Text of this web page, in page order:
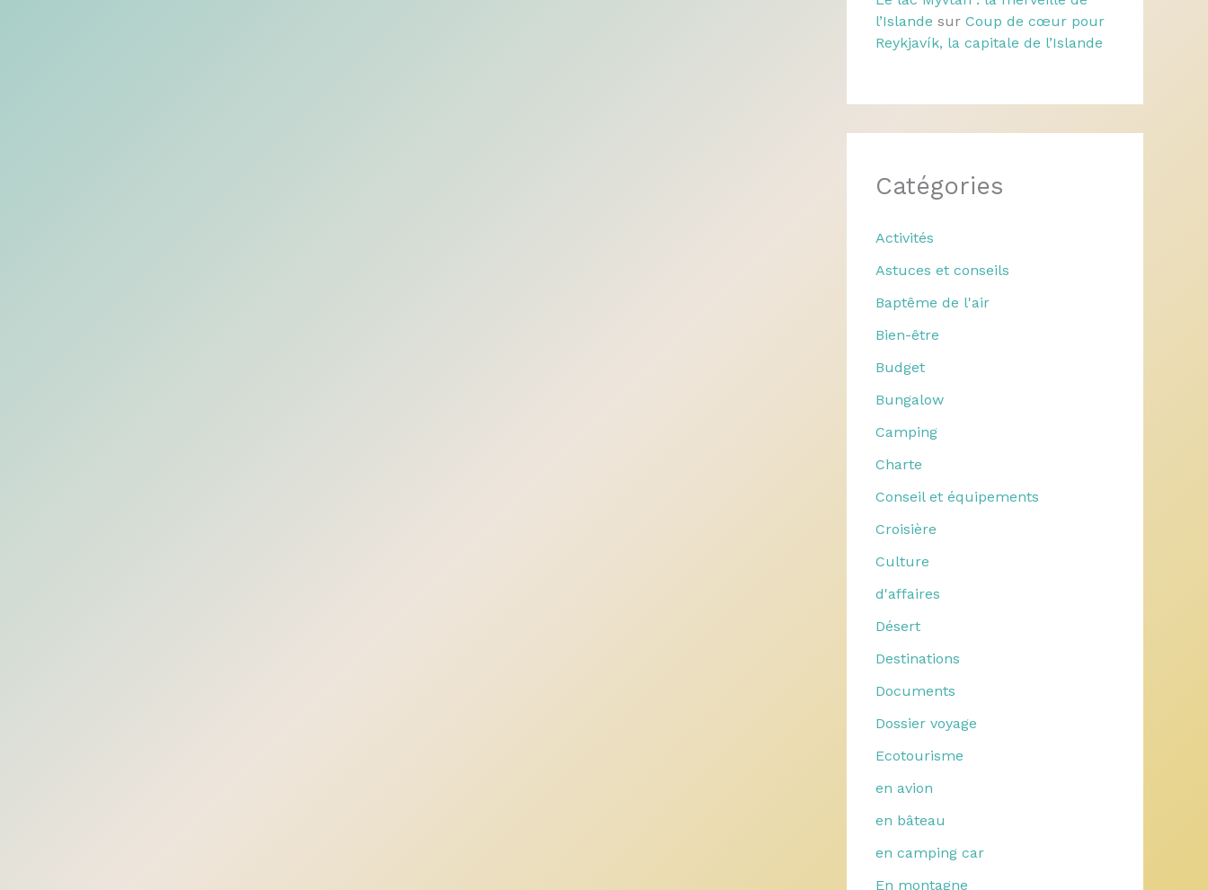
l’Islande sur Coup de cœur pour
Reykjavík, la capitale de l’Islande
Catégories
Activités
Astuces et conseils
Baptême de l'air
Bien-être
Budget
Bungalow
Camping
Charte
Conseil et équipements
Croisière
Culture
d'affaires
Désert
Destinations
Documents
Dossier voyage
Ecotourisme
en avion
en bâteau
en camping car
En montagne